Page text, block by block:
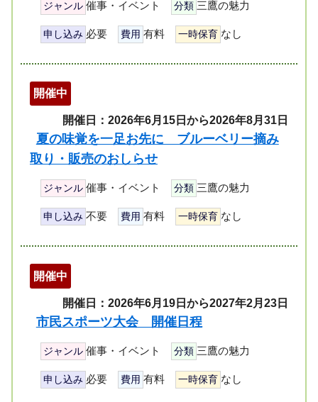
ジャンル 催事・イベント 分類 三鷹の魅力
申し込み 必要 費用 有料 一時保育 なし
開催中
開催日：2026年6月15日から2026年8月31日
夏の味覚を一足お先に ブルーベリー摘み
取り・販売のおしらせ
ジャンル 催事・イベント 分類 三鷹の魅力
申し込み 不要 費用 有料 一時保育 なし
開催中
開催日：2026年6月19日から2027年2月23日
市民スポーツ大会 開催日程
ジャンル 催事・イベント 分類 三鷹の魅力
申し込み 必要 費用 有料 一時保育 なし